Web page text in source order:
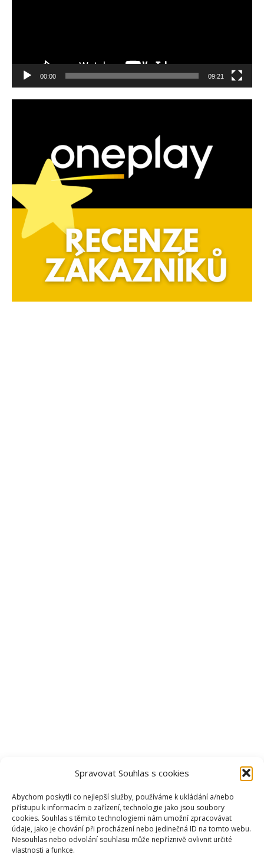
Spravovat Souhlas s cookies
Abychom poskytli co nejlepší služby, používáme k ukládání a/nebo
přístupu k informacím o zařízení, technologie jako jsou soubory
cookies. Souhlas s těmito technologiemi nám umožní zpracovávat
údaje, jako je chování při procházení nebo jedinečná ID na tomto webu.
Nesouhlas nebo odvolání souhlasu může nepříznivě ovlivnit určité
vlastnosti a funkce.
00:00 09:21